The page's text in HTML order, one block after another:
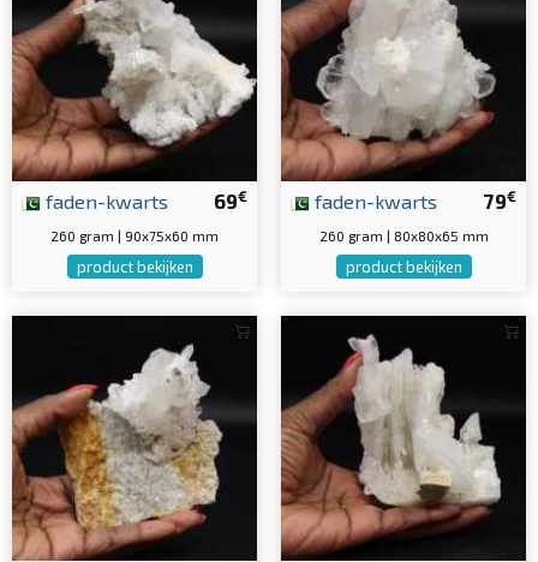
69€
faden-kwarts
260 gram | 90x75x60 mm
product bekijken
79€
faden-kwarts
260 gram | 80x80x65 mm
product bekijken